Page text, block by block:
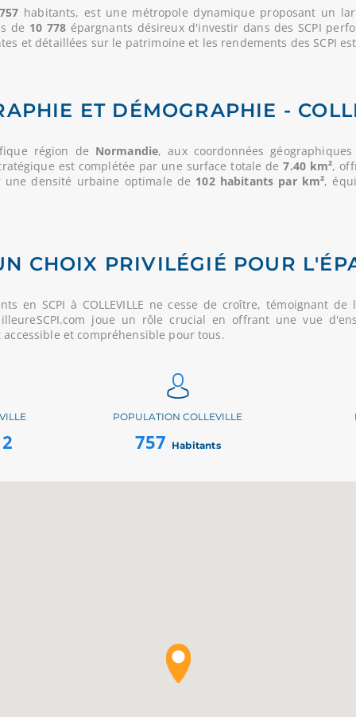
757 habitants, est une métropole dynamique proposant un
de 10 778 épargnants désireux d'investir dans des SCPI
et détaillées sur le patrimoine et les rendements des SCPI
ET DÉMOGRAPHIE -
région de Normandie, aux coordonnées
est complétée par une surface totale de7.40 km²,
densité urbaine optimale de 102 habitants par km²,
CHOIX PRIVILÉGIÉ POUR
en SCPI à COLLEVILLE ne cesse de croître, témoignant
joue un rôle crucial en offrant une vue
et compréhensible pour tous.
POPULATION COLLEVILLE
757 Habitants